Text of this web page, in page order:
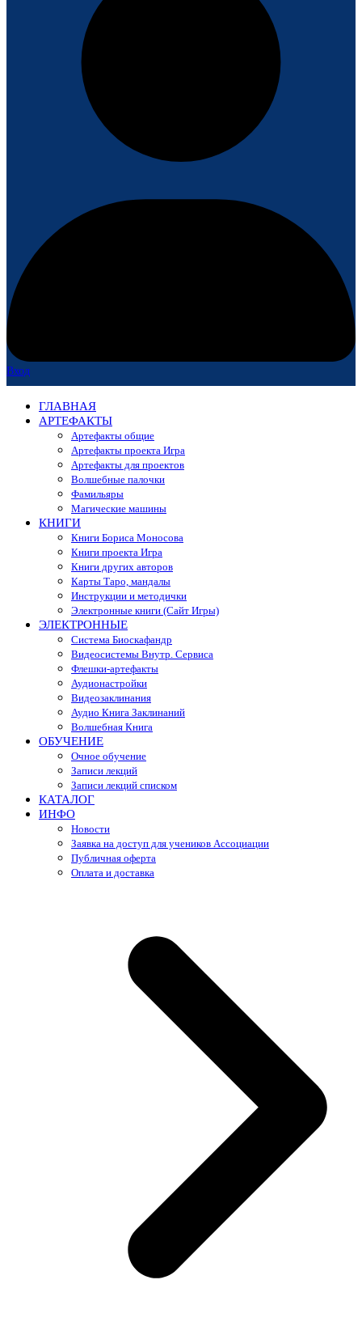
Вход
ГЛАВНАЯ
АРТЕФАКТЫ
Артефакты общие
Артефакты проекта Игра
Артефакты для проектов
Волшебные палочки
Фамильяры
Магические машины
КНИГИ
Книги Бориса Моносова
Книги проекта Игра
Книги других авторов
Карты Таро, мандалы
Инструкции и методички
Электронные книги (Сайт Игры)
ЭЛЕКТРОННЫЕ
Система Биоскафандр
Видеосистемы Внутр. Сервиса
Флешки-артефакты
Аудионастройки
Видеозаклинания
Аудио Книга Заклинаний
Волшебная Книга
ОБУЧЕНИЕ
Очное обучение
Записи лекций
Записи лекций списком
КАТАЛОГ
ИНФО
Новости
Заявка на доступ для учеников Ассоциации
Публичная оферта
Оплата и доставка